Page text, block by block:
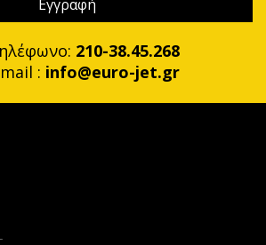
210-38.45.268
: info@euro-jet.gr